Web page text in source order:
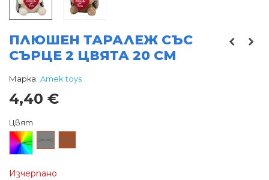
ПЛЮШЕН ТАРАЛЕЖ СЪС
СЪРЦЕ 2 ЦВЯТА 20 СМ
Марка: Amek toys
4,40 €
Цвят
Произволен/
микс
Изчерпано